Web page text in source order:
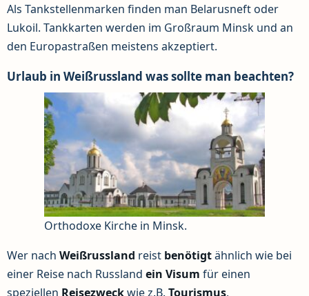
Als Tankstellenmarken finden man Belarusneft oder
Lukoil. Tankkarten werden im Großraum Minsk und an
den Europastraßen meistens akzeptiert.
Urlaub in Weißrussland was sollte man beachten?
Orthodoxe Kirche in Minsk.
Wer nach Weißrussland reist benötigtähnlich wie bei
einer Reise nach Russland ein Visum für einen
speziellen Reisezweckwie z.B. Tourismus,